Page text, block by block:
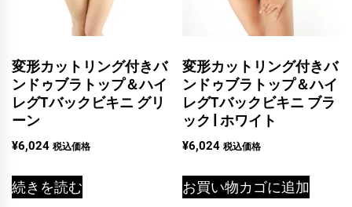
変形カットリング付きバ
ンドゥブラトップ＆ハイ
レグTバックビキニ グリ
ーン
¥6,024 税込価格
続きを読む
変形カットリング付きバ
ンドゥブラトップ＆ハイ
レグTバックビキニ ブラ
ック | ホワイト
¥6,024 税込価格
お買い物カゴに追加